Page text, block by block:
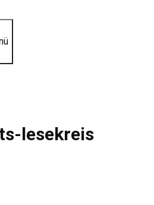
lesekreis